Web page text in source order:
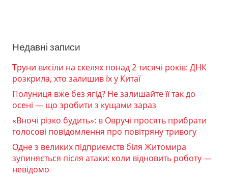
Недавні записи
Труни висіли на скелях понад 2 тисячі років: ДНК
розкрила, хто залишив їх у Китаї
Полуниця вже без ягід? Не залишайте її так до
осені — що зробити з кущами зараз
«Вночі різко будить»: в Овручі просять прибрати
голосові повідомлення про повітряну тривогу
Одне з великих підприємств біля Житомира
зупиняється після атаки: коли відновить роботу —
невідомо